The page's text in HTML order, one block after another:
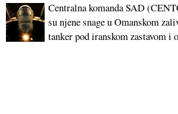
Centralna komanda SAD
su njene snage u Omanskom
tanker pod iranskom zastavom i